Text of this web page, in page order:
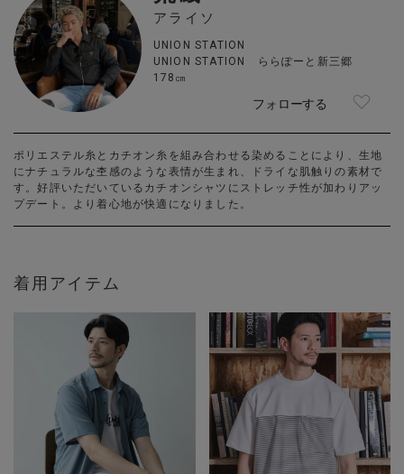
アライソ
UNION STATION
UNION STATION ららぽーと新三郷
178㎝
フォローする
ポリエステル糸とカチオン糸を組み合わせる染めることにより、生地
にナチュラルな杢感のような表情が生まれ、ドライな肌触りの素材で
す。好評いただいているカチオンシャツにストレッチ性が加わりアッ
プデート。より着心地が快適になりました。
着用アイテム